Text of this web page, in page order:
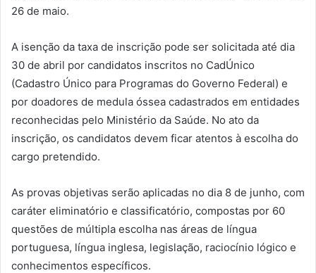
26 de maio.
A isenção da taxa de inscrição pode ser solicitada até dia
30 de abril por candidatos inscritos no CadÚnico
(Cadastro Único para Programas do Governo Federal) e
por doadores de medula óssea cadastrados em entidades
reconhecidas pelo Ministério da Saúde. No ato da
inscrição, os candidatos devem ficar atentos à escolha do
cargo pretendido.
As provas objetivas serão aplicadas no dia 8 de junho, com
caráter eliminatório e classificatório, compostas por 60
questões de múltipla escolha nas áreas de língua
portuguesa, língua inglesa, legislação, raciocínio lógico e
conhecimentos específicos.